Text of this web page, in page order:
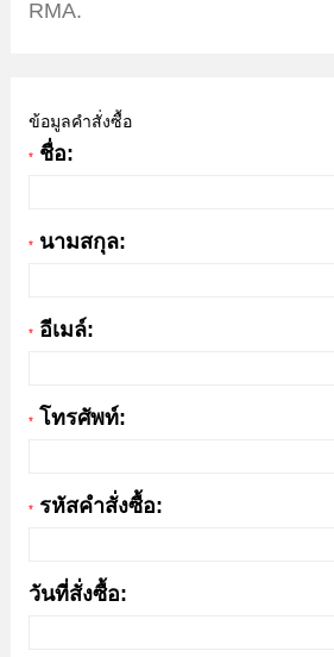
RMA.
ข้อมูลคำสั่งซื้อ
* ชื่อ:
* นามสกุล:
* อีเมล์:
* โทรศัพท์:
* รหัสคำสั่งซื้อ:
วันที่สั่งซื้อ: